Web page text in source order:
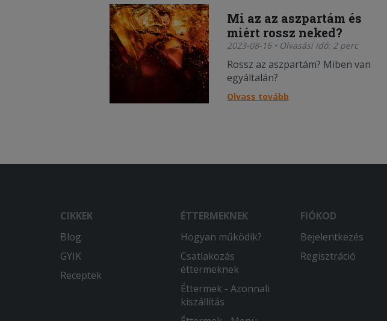
Mi az az aszpartám és
miért rossz neked?
2023-08-16 • Olvasási idő: 2 perc
Rossz az aszpartám? Miben van
egyáltalán?
Olvass tovább
CIKKEK
Blog
GYIK
Receptek
ÉTTERMEKNEK
Hogyan működik?
Csatlakozás
éttermeknek
Éttermek - Azonnali
kiszállítás
FIÓKOD
Bejelentkezés
Regisztráció